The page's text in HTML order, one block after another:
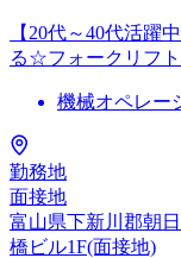
【20代～40代活躍
る☆フォークリフ
機械オペレー
勤務地
面接地
富山県下新川郡朝
橋ビル1F(面接地)